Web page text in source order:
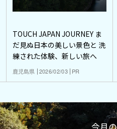
TOUCH JAPAN JOURNEY ま
だ見ぬ日本の美しい景色と 洗
練された体験、新しい旅へ
鹿児島県 2026/02/03 PR